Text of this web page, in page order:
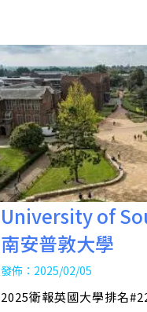
University of
南安普敦大學
發佈：2025/02/05
2025衛報英國大學排名